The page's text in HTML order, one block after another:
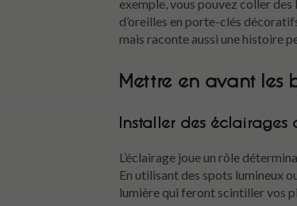
exemple, vous pouvez coller
d’oreilles en porte-clés
mais raconte aussi une histoire
Mettre en avant les
Installer des éclairages
L’éclairage joue un rôle
En utilisant des spots lumineux
lumière qui feront scintiller vos